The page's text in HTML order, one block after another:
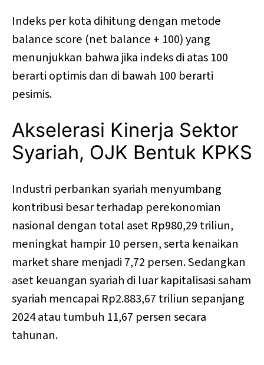
Indeks per kota dihitung dengan metode
balance score (net balance + 100) yang
menunjukkan bahwa jika indeks di atas 100
berarti optimis dan di bawah 100 berarti
pesimis.
Akselerasi Kinerja Sektor
Syariah, OJK Bentuk KPKS
Industri perbankan syariah menyumbang
kontribusi besar terhadap perekonomian
nasional dengan total aset Rp980,29 triliun,
meningkat hampir 10 persen, serta kenaikan
market share menjadi 7,72 persen. Sedangkan
aset keuangan syariah di luar kapitalisasi saham
syariah mencapai Rp2.883,67 triliun sepanjang
2024 atau tumbuh 11,67 persen secara
tahunan.